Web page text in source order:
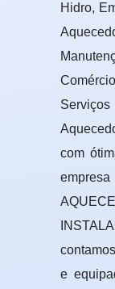
Hidro,
Serviços
com
e